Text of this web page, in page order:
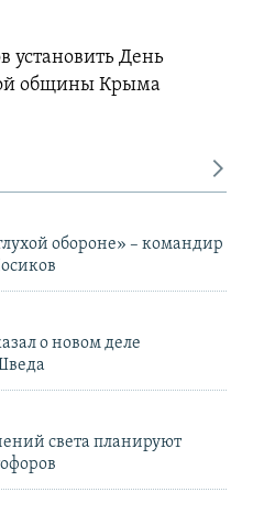
установить День
общины Крыма
обороне» – командир
о новом деле
света планируют